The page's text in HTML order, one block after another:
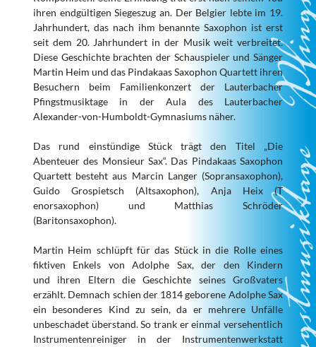
ihren endgültigen Siegeszug an. Der Belgier lebte im 19.
Jahrhundert, das nach ihm benannte Saxophon ist erst
seit dem 20. Jahrhundert in der Musik weit verbreitet.
Diese Geschichte brachten der Schauspieler und Sänger
Martin Heim und das Pindakaas Saxophon Quartett ihren
Besuchern beim Familienkonzert der Lauterbacher
Pfingstmusiktage in der Aula des Lauterbacher
Alexander-von-Humboldt-Gymnasiums näher.
Das rund einstündige Stück trägt den Titel „Die
Abenteuer des Monsieur Sax“. Das Pindakaas Saxophon
Quartett besteht aus Marcin Langer (Sopransaxophon),
Guido Grospietsch (Altsaxophon), Anja Heix (T
enorsaxophon) und Matthias Schröder
(Baritonsaxophon).
Martin Heim schlüpft für das Stück in die Rolle eines
fiktiven Enkels von Adolphe Sax, der den Kindern
und ihren Eltern die Geschichte seines Großvaters
erzählt. Demnach schien der 1814 geborene Adolphe Sax
ein besonderes Kind zu sein, da er mehrere Unfälle
unbeschadet überstand. So trank er einmal versehentlich
Instrumentenreiniger in der Instrumentenwerkstatt